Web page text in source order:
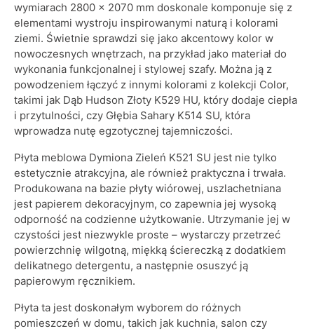
wymiarach 2800 x 2070 mm doskonale komponuje się z
elementami wystroju inspirowanymi naturą i kolorami
ziemi. Świetnie sprawdzi się jako akcentowy kolor w
nowoczesnych wnętrzach, na przykład jako materiał do
wykonania funkcjonalnej i stylowej szafy. Można ją z
powodzeniem łączyć z innymi kolorami z kolekcji Color,
takimi jak Dąb Hudson Złoty K529 HU, który dodaje ciepła
i przytulności, czy Głębia Sahary K514 SU, która
wprowadza nutę egzotycznej tajemniczości.
Płyta meblowa Dymiona Zieleń K521 SU jest nie tylko
estetycznie atrakcyjna, ale również praktyczna i trwała.
Produkowana na bazie płyty wiórowej, uszlachetniana
jest papierem dekoracyjnym, co zapewnia jej wysoką
odporność na codzienne użytkowanie. Utrzymanie jej w
czystości jest niezwykle proste – wystarczy przetrzeć
powierzchnię wilgotną, miękką ściereczką z dodatkiem
delikatnego detergentu, a następnie osuszyć ją
papierowym ręcznikiem.
Płyta ta jest doskonałym wyborem do różnych
pomieszczeń w domu, takich jak kuchnia, salon czy